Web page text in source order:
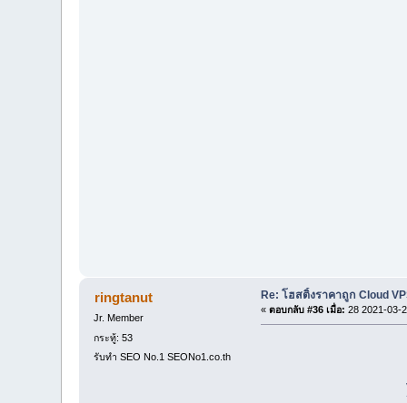
ringtanut
Jr. Member
กระทู้: 53
รับทำ SEO No.1 SEONo1.co.th
Re: โฮสติ้งราคาถูก Cloud
« ตอบกลับ #36 เมื่อ: 28 2021-03-